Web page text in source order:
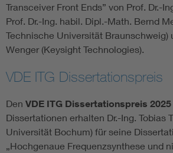
Transceiver Front Ends” von Prof. Dr.-
Prof. Dr.-Ing. habil. Dipl.-Math. Bernd
Technische Universität Braunschweig)
Wenger (Keysight Technologies).
VDE ITG Dissertationspreis
Den VDE ITG Dissertationspreis 2025
Dissertationen erhalten Dr.-Ing. Tobias
Universität Bochum) für seine
„Hochgenaue Frequenzsynthese und